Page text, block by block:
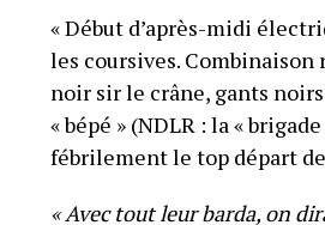
« Début d’après-midi
les coursives. Combinaison
noir sir le crâne, gants
« bépé » (NDLR : la «
fébrilement le top départ
« Avec tout leur barda, on